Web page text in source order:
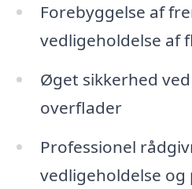
Forebyggelse af
vedligeholdelse af
Øget sikkerhed
overflader
Professionel
vedligeholdelse